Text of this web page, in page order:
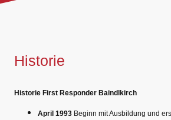
Historie
Historie First Responder Baindlkirch
April 1993 Beginn mit Ausbildung und